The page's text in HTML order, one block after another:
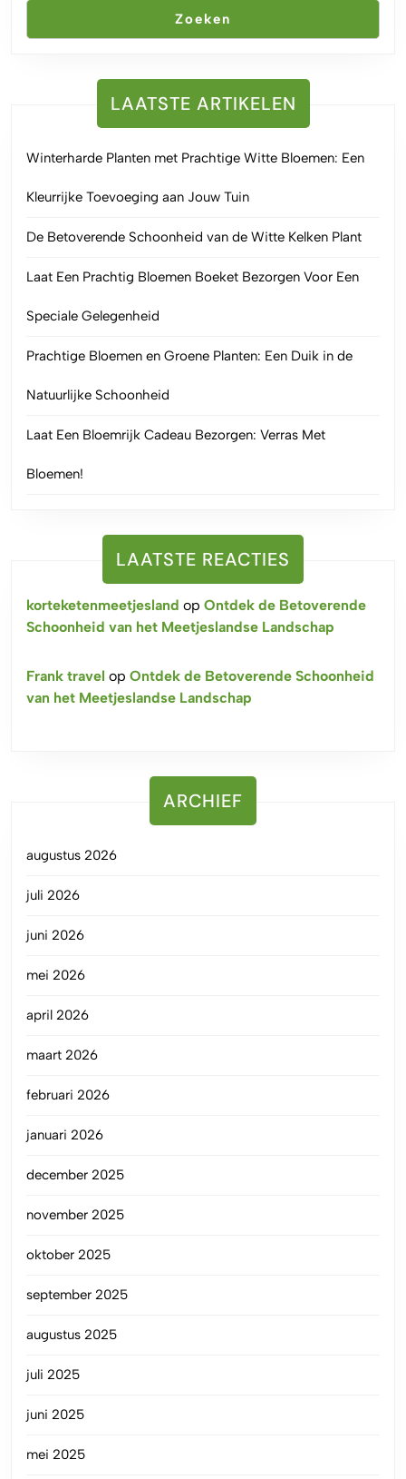
Zoeken
LAATSTE ARTIKELEN
Winterharde Planten met Prachtige Witte Bloemen: Een
Kleurrijke Toevoeging aan Jouw Tuin
De Betoverende Schoonheid van de Witte Kelken Plant
Laat Een Prachtig Bloemen Boeket Bezorgen Voor Een
Speciale Gelegenheid
Prachtige Bloemen en Groene Planten: Een Duik in de
Natuurlijke Schoonheid
Laat Een Bloemrijk Cadeau Bezorgen: Verras Met
Bloemen!
LAATSTE REACTIES
korteketenmeetjesland op Ontdek de Betoverende
Schoonheid van het Meetjeslandse Landschap
Frank travel op Ontdek de Betoverende Schoonheid
van het Meetjeslandse Landschap
ARCHIEF
augustus 2026
juli 2026
juni 2026
mei 2026
april 2026
maart 2026
februari 2026
januari 2026
december 2025
november 2025
oktober 2025
september 2025
augustus 2025
juli 2025
juni 2025
mei 2025